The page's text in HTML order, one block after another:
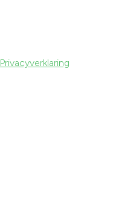
Privacyverklaring